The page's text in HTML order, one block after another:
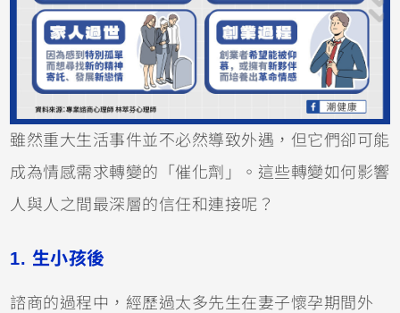
雖然重大生活事件並不必然導致外遇，但它們卻可能
成為情感需求轉變的「催化劑」。這些轉變如何影響
人與人之間最深層的信任和連接呢？
1. 生小孩後
諮商的過程中，經歷過太多先生在妻子懷孕期間外